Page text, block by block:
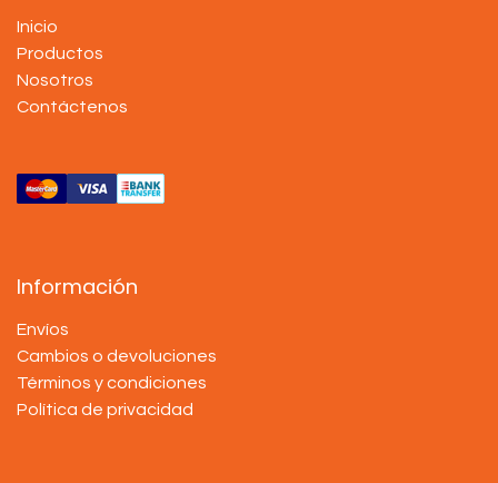
Inicio
Productos
Nosotros
Contáctenos
Información
Envíos
Cambios o devoluciones
Términos y condiciones
Política de privacidad